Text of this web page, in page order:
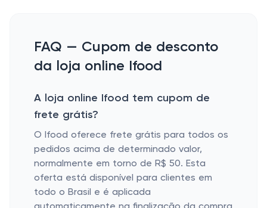
FAQ — Cupom de desconto
da loja online Ifood
A loja online Ifood tem cupom de
frete grátis?
O Ifood oferece frete grátis para todos os
pedidos acima de determinado valor,
normalmente em torno de R$ 50. Esta
oferta está disponível para clientes em
todo o Brasil e é aplicada